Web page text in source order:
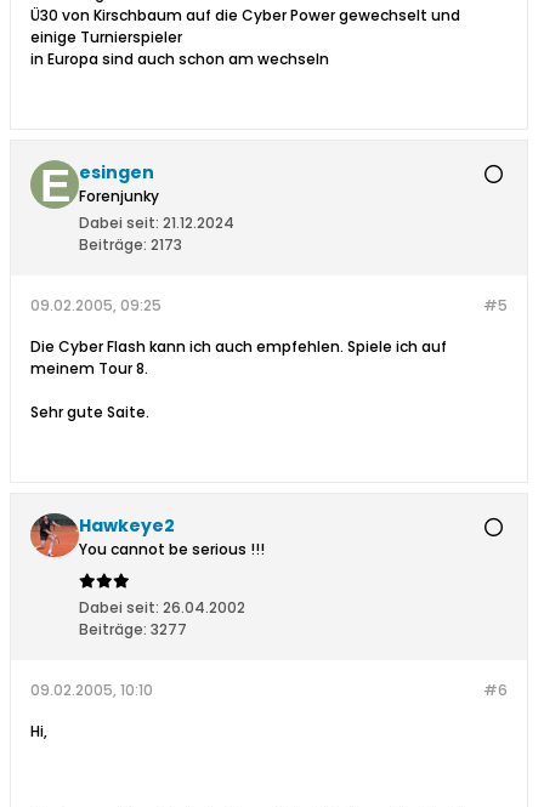
Ü30 von Kirschbaum auf die Cyber Power gewechselt und
einige Turnierspieler
in Europa sind auch schon am wechseln
esingen
Forenjunky
Dabei seit: 21.12.2024
Beiträge: 2173
#5
09.02.2005, 09:25
Die Cyber Flash kann ich auch empfehlen. Spiele ich auf
meinem Tour 8.
Sehr gute Saite.
Hawkeye2
You cannot be serious !!!
Dabei seit: 26.04.2002
Beiträge: 3277
#6
09.02.2005, 10:10
Hi,